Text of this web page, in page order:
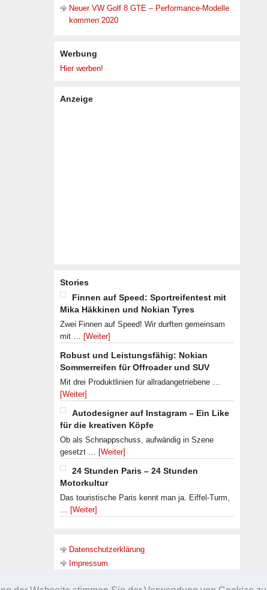
Neuer VW Golf 8 GTE – Performance-Modelle
kommen 2020
Werbung
Hier werben!
Anzeige
Stories
Finnen auf Speed: Sportreifentest mit
Mika Häkkinen und Nokian Tyres
Zwei Finnen auf Speed! Wir durften gemeinsam
mit … [Weiter]
Robust und Leistungsfähig: Nokian
Sommerreifen für Offroader und SUV
Mit drei Produktlinien für allradangetriebene …
[Weiter]
Autodesigner auf Instagram – Ein Like
für die kreativen Köpfe
Ob als Schnappschuss, aufwändig in Szene
gesetzt … [Weiter]
24 Stunden Paris – 24 Stunden
Motorkultur
Das touristische Paris kennt man ja. Eiffel-Turm,
… [Weiter]
Datenschutzerklärung
Impressum